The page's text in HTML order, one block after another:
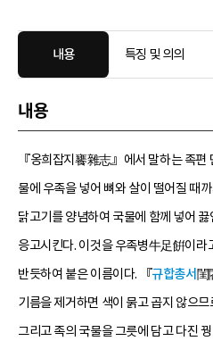
내용 특징 및 의의
내용
『옹희잡지饔雜志』에서 말하는 족편
물에 우족을 넣어 뼈와 살이 떨어질 때
닭고기를 양념하여 국물에 함께 넣어
응고시킨다. 이것을 우족병牛足餠이라
반듯하여 붙은 이름이다. 『규합총서閨
기름을 제거하면 색이 묽고 곱지 않으
그리고 족의 국물을 그릇에 담고 다진